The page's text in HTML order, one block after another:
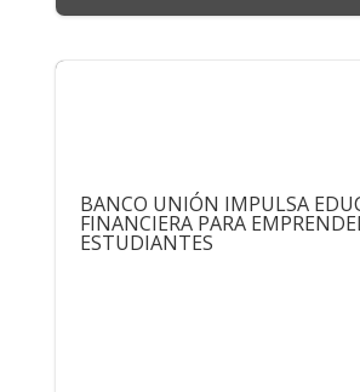
BANCO UNIÓN IMPULSA
FINANCIERA PARA
ESTUDIANTES